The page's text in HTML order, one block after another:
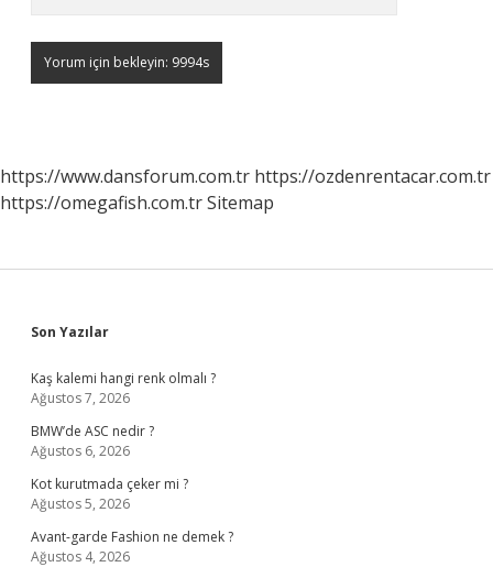
https://www.dansforum.com.tr https://ozdenrentacar.com.tr
https://omegafish.com.trSitemap
Sidebar
Son Yazılar
Kaş kalemi hangi renk olmalı ?
Ağustos 7, 2026
BMW’de ASC nedir ?
Ağustos 6, 2026
Kot kurutmada çeker mi ?
Ağustos 5, 2026
Avant-garde Fashion ne demek ?
Ağustos 4, 2026